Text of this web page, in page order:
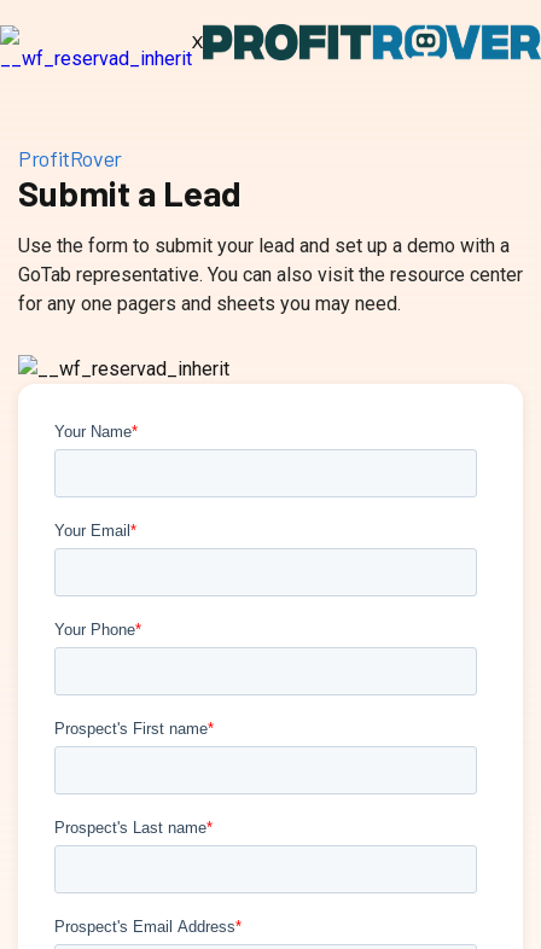
X
ProfitRover
Submit a Lead
Use the form to submit your lead and set up a demo with a
GoTab representative. You can also visit the resource center
for any one pagers and sheets you may need.